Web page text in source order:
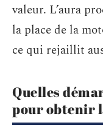
valeur. L’aura
la place de la
ce qui rejaillit
Quelles
pour obtenir